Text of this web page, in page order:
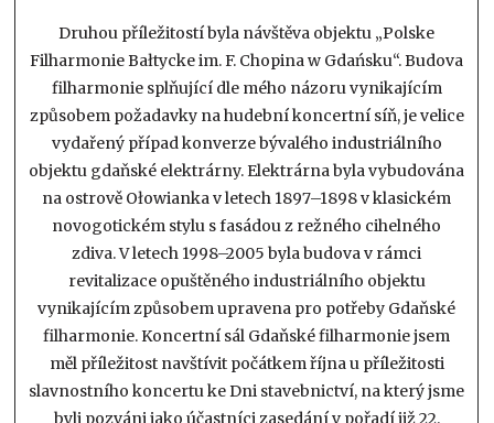
Druhou příležitostí byla návštěva objektu „Polske
Filharmonie Bałtycke im. F. Chopina w Gdańsku“. Budova
filharmonie splňující dle mého názoru vynikajícím
způsobem požadavky na hudební koncertní síň, je velice
vydařený případ konverze bývalého industriálního
objektu gdaňské elektrárny. Elektrárna byla vybudována
na ostrově Ołowianka v letech 1897–1898 v klasickém
novogotickém stylu s fasádou z režného cihelného
zdiva. V letech 1998–2005 byla budova v rámci
revitalizace opuštěného industriálního objektu
vynikajícím způsobem upravena pro potřeby Gdaňské
filharmonie. Koncertní sál Gdaňské filharmonie jsem
měl příležitost navštívit počátkem října u příležitosti
slavnostního koncertu ke Dni stavebnictví, na který jsme
byli pozváni jako účastníci zasedání v pořadí již 22.